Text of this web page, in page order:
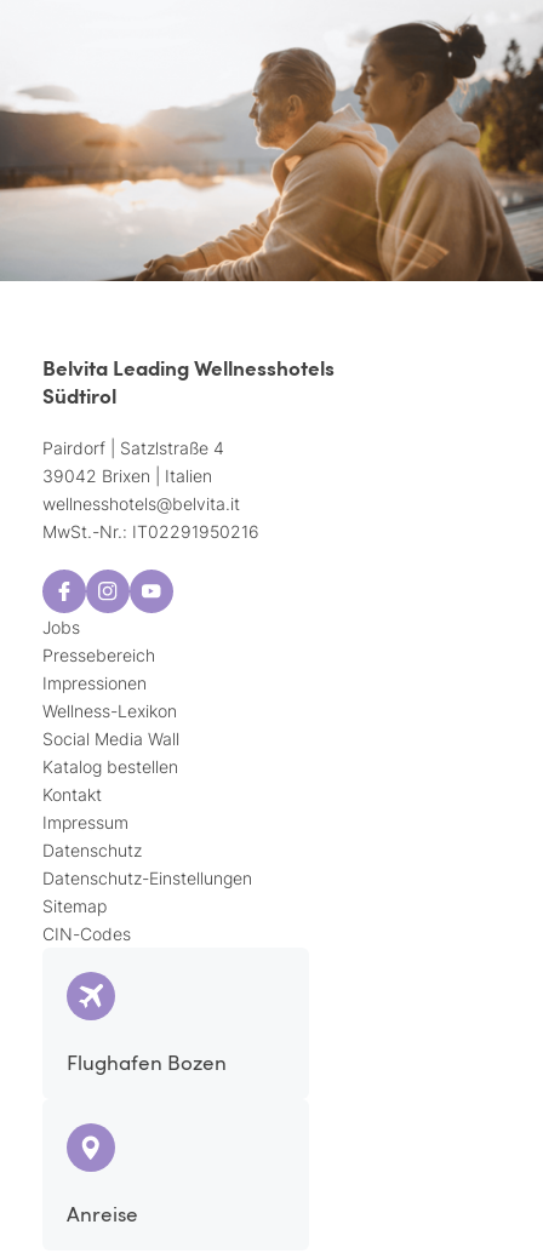
Belvita Leading Wellnesshotels
Südtirol
Pairdorf | Satzlstraße 4
39042 Brixen | Italien
wellnesshotels@belvita.it
MwSt.-Nr.: IT02291950216
Jobs
Pressebereich
Impressionen
Wellness-Lexikon
Social Media Wall
Katalog bestellen
Kontakt
Impressum
Datenschutz
Datenschutz-Einstellungen
Sitemap
CIN-Codes
Flughafen Bozen
Anreise